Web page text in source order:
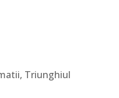
Triunghiul